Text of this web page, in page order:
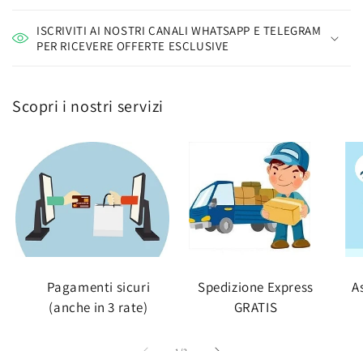
ISCRIVITI AI NOSTRI CANALI WHATSAPP E TELEGRAM
PER RICEVERE OFFERTE ESCLUSIVE
Scopri i nostri servizi
Pagamenti sicuri
(anche in 3 rate)
Spedizione Express
GRATIS